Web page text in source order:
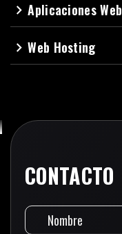
navigate_nextAplicaciones Web
navigate_nextWeb Hosting
CONTACTO